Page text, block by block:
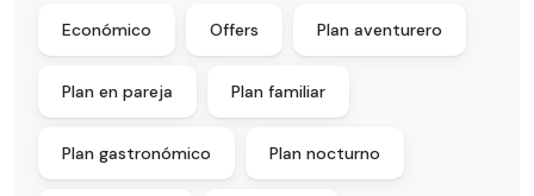
Económico Offers Plan aventurero
Plan en pareja Plan familiar
Plan gastronómico Plan nocturno